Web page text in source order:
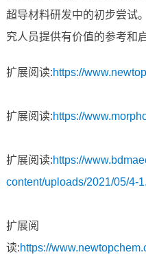
超导材料研发中的初步尝试
究人员提供有价值的参考和启
扩展阅读:https://
扩展阅读:https://
扩展阅读:https://
content/uploads/2021/05/4-
扩展阅
读:https://